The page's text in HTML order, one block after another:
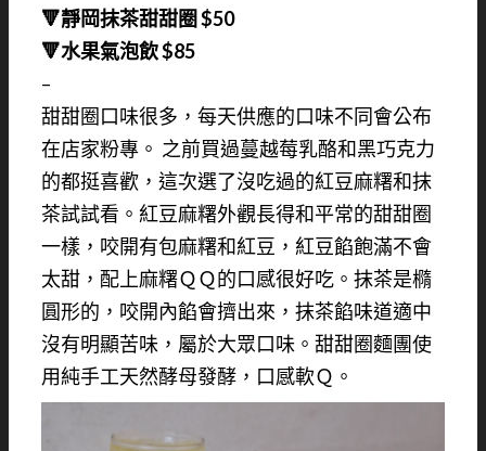
🔻靜岡抹茶甜甜圈 $50
🔻水果氣泡飲 $85
–
甜甜圈口味很多，每天供應的口味不同會公布
在店家粉專。 之前買過蔓越莓乳酪和黑巧克力
的都挺喜歡，這次選了沒吃過的紅豆麻糬和抹
茶試試看。紅豆麻糬外觀長得和平常的甜甜圈
一樣，咬開有包麻糬和紅豆，紅豆餡飽滿不會
太甜，配上麻糬ＱＱ的口感很好吃。抹茶是橢
圓形的，咬開內餡會擠出來，抹茶餡味道適中
沒有明顯苦味，屬於大眾口味。甜甜圈麵團使
用純手工天然酵母發酵，口感軟Ｑ。